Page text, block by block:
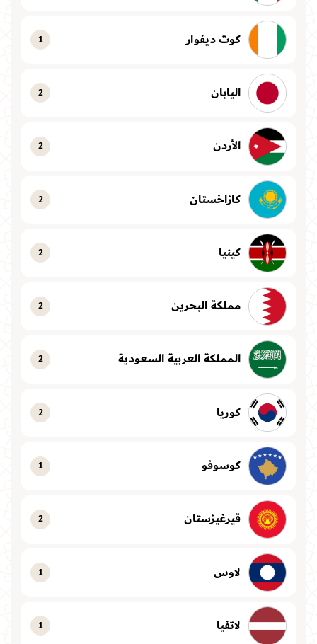
كوت ديفوار 1
اليابان 2
الأردن 2
كازاخستان 2
كينيا 2
مملكة البحرين 2
المملكة العربية السعودية 2
كوريا 2
كوسوفو 1
قيرغيزستان 2
لاوس 1
لاتفيا 1